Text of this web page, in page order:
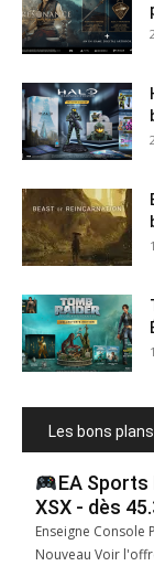
Les bons
EA Sports
XSX - dès
Enseigne Console
Nouveau Voir